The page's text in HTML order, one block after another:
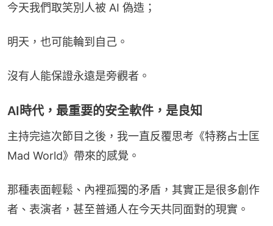
今天我們取笑別人被 AI 偽造；
明天，也可能輪到自己。
沒有人能保證永遠是旁觀者。
AI時代，最重要的安全軟件，是良知
主持完這次節目之後，我一直反覆思考《特務占士匡
Mad World》帶來的感覺。
那種表面輕鬆、內裡孤獨的矛盾，其實正是很多創作
者、表演者，甚至普通人在今天共同面對的現實。